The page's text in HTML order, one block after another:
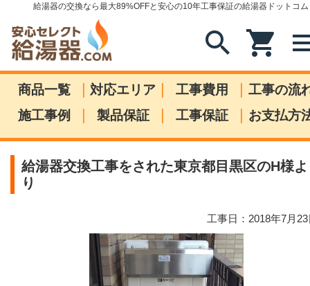
給湯器の交換なら最大89%OFFと安心の10年工事保証の給湯器ドットコム
search shopping_cart
商品一覧 | 対応エリア | 工事費用 | 工事の流
施工事例
| 製品保証 | 工事保証 | お支払方
給湯器交換工事をされた東京都目黒区のH様よ
り
工事日：2018年7月